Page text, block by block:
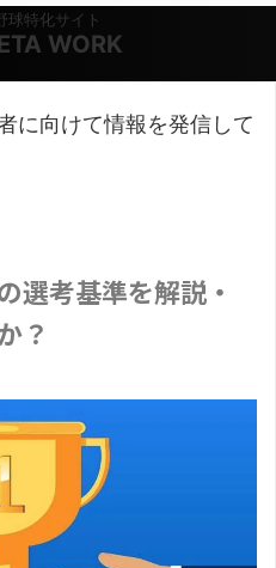
特化サイト
WORK
に向けて情報を発信して
選考基準を解説・
？